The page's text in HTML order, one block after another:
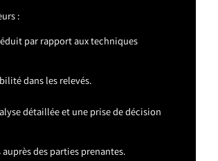
:
par rapport aux techniques
dans les relevés.
détaillée et une prise de décision
des parties prenantes.